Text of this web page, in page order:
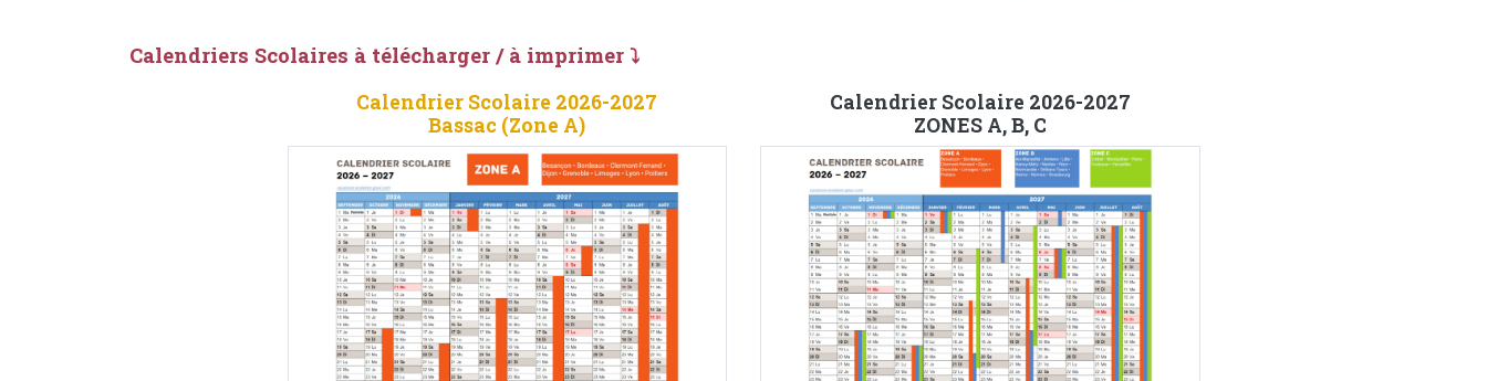
Calendriers Scolaires à télécharger / à imprimer ⤵
Calendrier Scolaire 2026-2027
Bassac (Zone A)
Calendrier Scolaire 2026-2027
ZONES A, B, C